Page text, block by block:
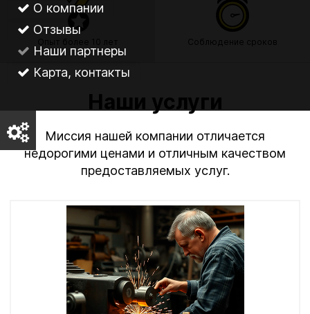
О компании
Отзывы
Наши партнеры
Карта, контакты
Соблюдение сроков
Наши услуги
Миссия нашей компании отличается
недорогими ценами и отличным качеством
предоставляемых услуг.